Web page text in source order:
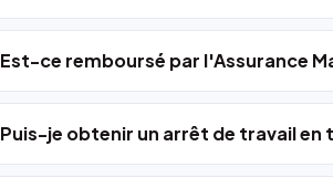
Est-ce remboursé par l'Assurance
Puis-je obtenir un arrêt de travail en